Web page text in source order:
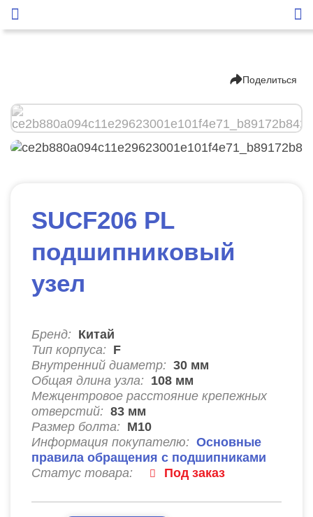
Поделиться
SUCF206 PL
подшипниковый
узел
Бренд: Китай
Тип корпуса: F
Внутренний диаметр: 30 мм
Общая длина узла: 108 мм
Межцентровое расстояние крепежных
отверстий: 83 мм
Размер болта: М10
Информация покупателю: Основные
правила обращения с подшипниками
Статус товара:
Под заказ